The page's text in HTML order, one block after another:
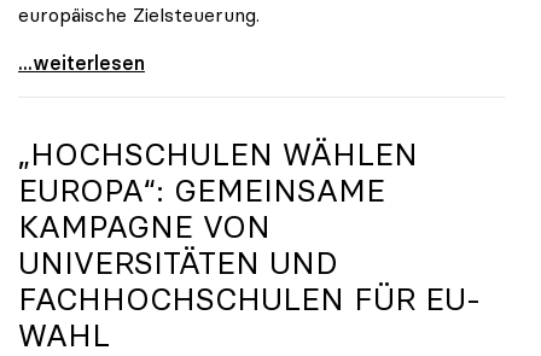
europäische Zielsteuerung.
Europa hat gewählt: Was die Universitäten nun von
...weiterlesen
„HOCHSCHULEN WÄHLEN
EUROPA“: GEMEINSAME
KAMPAGNE VON
UNIVERSITÄTEN UND
FACHHOCHSCHULEN FÜR EU-
WAHL